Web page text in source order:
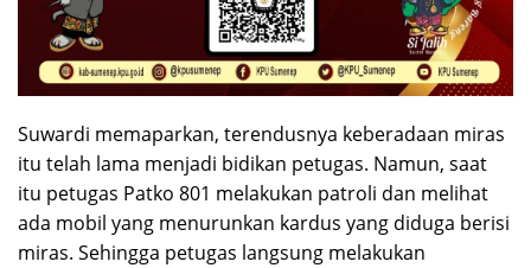
Suwardi memaparkan, terendusnya keberadaan miras
itu telah lama menjadi bidikan petugas. Namun, saat
itu petugas Patko 801 melakukan patroli dan melihat
ada mobil yang menurunkan kardus yang diduga berisi
miras. Sehingga petugas langsung melakukan